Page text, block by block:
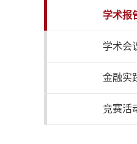
学术报
学术会
金融实
竞赛活